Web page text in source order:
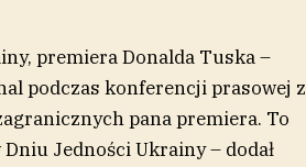
premiera Donalda Tuska –
podczas konferencji prasowej z
pana premiera. To
Jedności Ukrainy – dodał